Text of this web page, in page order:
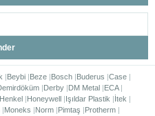
Beybi Beze Bosch Buderus Case
Derby DM Metal ECA
Henkel Honeywell Işıldar Plastik
İtek
Moneks Norm Pimtaş
Protherm